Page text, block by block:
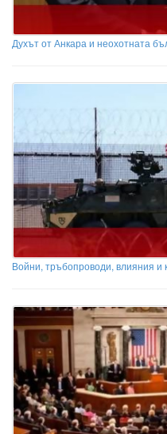
Духът от Анкара и неохотната
Войни, тръбопроводи, влияния и